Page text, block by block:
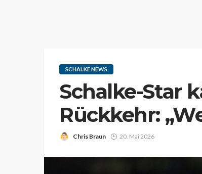
SCHALKE NEWS
Schalke-Star
Rückkehr:
Chris Braun 20. Mai 2026